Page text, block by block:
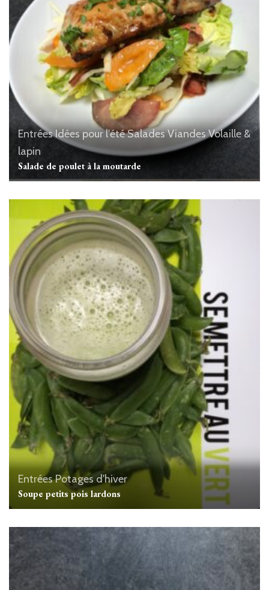
EntréesIdées pour l'étéSaladesViandes Volaille &
lapin
Salade de poulet à la moutarde
EntréesPotages d'hiver
Soupe petits pois lardons